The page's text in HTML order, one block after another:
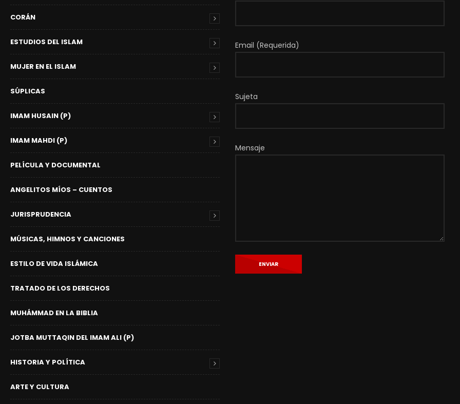
CORÁN
ESTUDIOS DEL ISLAM
MUJER EN EL ISLAM
SÚPLICAS
IMAM HUSAIN (P)
IMAM MAHDI (P)
PELÍCULA Y DOCUMENTAL
ANGELITOS MÍOS – CUENTOS
JURISPRUDENCIA
MÚSICAS, HIMNOS Y CANCIONES
ESTILO DE VIDA ISLÁMICA
TRATADO DE LOS DERECHOS
MUHÁMMAD EN LA BIBLIA
JOTBA MUTTAQIN DEL IMAM ALI (P)
HISTORIA Y POLÍTICA
ARTE Y CULTURA
Email (Requerida)
Sujeta
Mensaje